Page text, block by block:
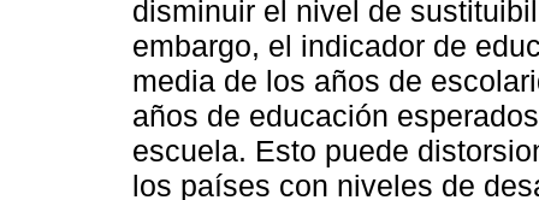
disminuir el nivel de
embargo, el indicador de
media de los años de
años de educación
escuela. Esto puede
los países con niveles de